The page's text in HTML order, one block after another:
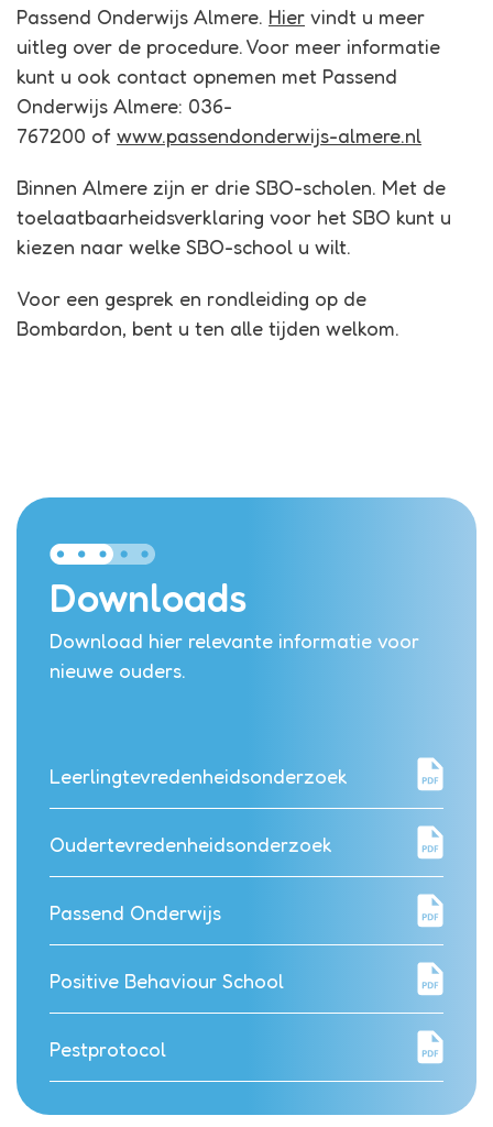
Passend Onderwijs Almere. Hier vindt u meer
uitleg over de procedure. Voor meer informatie
kunt u ook contact opnemen met Passend
Onderwijs Almere: 036-
767200 of www.passendonderwijs-almere.nl
Binnen Almere zijn er drie SBO-scholen. Met de
toelaatbaarheidsverklaring voor het SBO kunt u
kiezen naar welke SBO-school u wilt.
Voor een gesprek en rondleiding op de
Bombardon, bent u ten alle tijden welkom.
Leerlingtevredenheidsonderzoek
Oudertevredenheidsonderzoek
Passend Onderwijs
Positive Behaviour School
Pestprotocol
Downloads
Download hier relevante informatie voor
nieuwe ouders.